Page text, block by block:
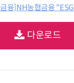
]NH농협금융 "ESG 내재
다운로드